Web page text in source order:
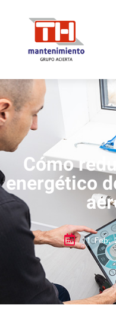
Cómo
energético
11 Feb,